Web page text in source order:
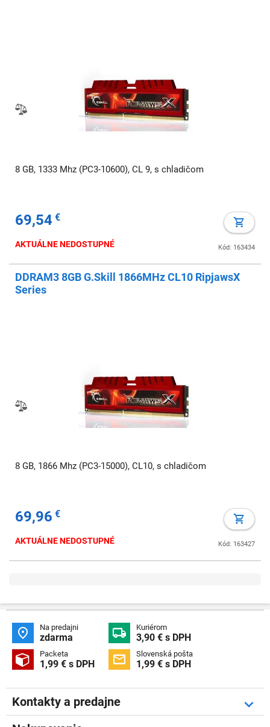
8 GB, 1333 Mhz (PC3-10600), CL 9, s chladičom
69,54 €
Kód: 163434
AKTUÁLNE NEDOSTUPNÉ
DDRAM3 8GB G.Skill 1866MHz CL10 RipjawsX
Series
8 GB, 1866 Mhz (PC3-15000), CL10, s chladičom
69,96 €
Kód: 163427
AKTUÁLNE NEDOSTUPNÉ
 Na predajni
zdarma  Kuriérom
3,90 € s DPH
 Packeta
1,99 € s DPH  Slovenská pošta
1,99 € s DPH
Kontakty a predajne